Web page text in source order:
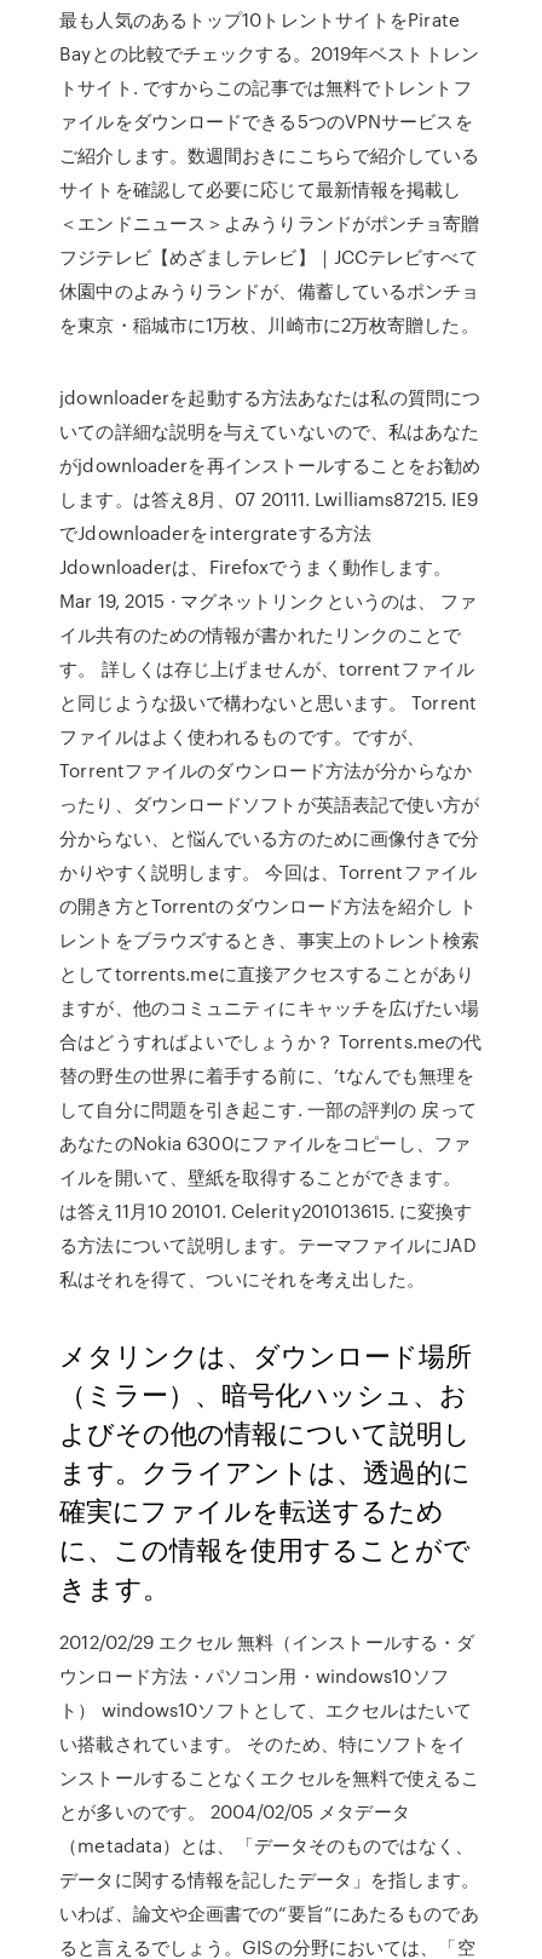
最も人気のあるトップ10トレントサイトをPirate
Bayとの比較でチェックする。2019年ベストトレン
トサイト. ですからこの記事では無料でトレントフ
ァイルをダウンロードできる5つのVPNサービスを
ご紹介します。数週間おきにこちらで紹介している
サイトを確認して必要に応じて最新情報を掲載し
＜エンドニュース＞よみうりランドがポンチョ寄贈
フジテレビ【めざましテレビ】｜JCCテレビすべて
休園中のよみうりランドが、備蓄しているポンチョ
を東京・稲城市に1万枚、川崎市に2万枚寄贈した。
jdownloaderを起動する方法あなたは私の質問につ
いての詳細な説明を与えていないので、私はあなた
がjdownloaderを再インストールすることをお勧め
します。は答え8月、07 20111. Lwilliams87215. IE9
でJdownloaderをintergrateする方法
Jdownloaderは、Firefoxでうまく動作します。
Mar 19, 2015 · マグネットリンクというのは、 ファ
イル共有のための情報が書かれたリンクのことで
す。 詳しくは存じ上げませんが、torrentファイル
と同じような扱いで構わないと思います。 Torrent
ファイルはよく使われるものです。ですが、
Torrentファイルのダウンロード方法が分からなか
ったり、ダウンロードソフトが英語表記で使い方が
分からない、と悩んでいる方のために画像付きで分
かりやすく説明します。 今回は、Torrentファイル
の開き方とTorrentのダウンロード方法を紹介し ト
レントをブラウズするとき、事実上のトレント検索
としてtorrents.meに直接アクセスすることがあり
ますが、他のコミュニティにキャッチを広げたい場
合はどうすればよいでしょうか？ Torrents.meの代
替の野生の世界に着手する前に、’tなんでも無理を
して自分に問題を引き起こす. 一部の評判の 戻って
あなたのNokia 6300にファイルをコピーし、ファ
イルを開いて、壁紙を取得することができます。
は答え11月10 20101. Celerity201013615. に変換す
る方法について説明します。テーマファイルにJAD
私はそれを得て、ついにそれを考え出した。
メタリンクは、ダウンロード場所
（ミラー）、暗号化ハッシュ、お
よびその他の情報について説明し
ます。クライアントは、透過的に
確実にファイルを転送するため
に、この情報を使用することがで
きます。
2012/02/29 エクセル 無料（インストールする・ダ
ウンロード方法・パソコン用・windows10ソフ
ト） windows10ソフトとして、エクセルはたいて
い搭載されています。 そのため、特にソフトをイ
ンストールすることなくエクセルを無料で使えるこ
とが多いのです。 2004/02/05 メタデータ
（metadata）とは、「データそのものではなく、
データに関する情報を記したデータ」を指します。
いわば、論文や企画書での“要旨”にあたるものであ
ると言えるでしょう。GISの分野においては、「空